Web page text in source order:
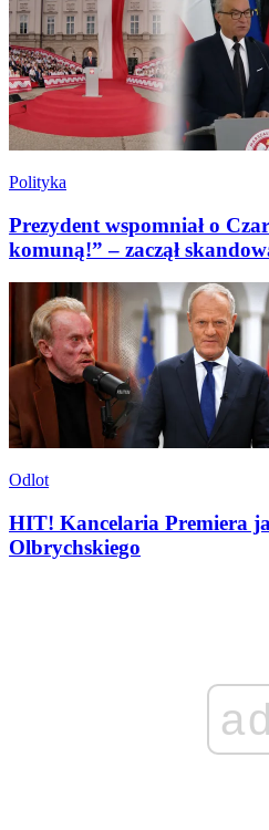
Polityka
Prezydent wspomniał o
komuną!” – zaczął
Odlot
HIT! Kancelaria Premiera
Olbrychskiego
ad